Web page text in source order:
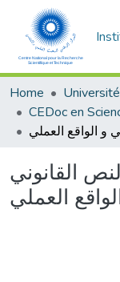
Home
القانوني
العملي